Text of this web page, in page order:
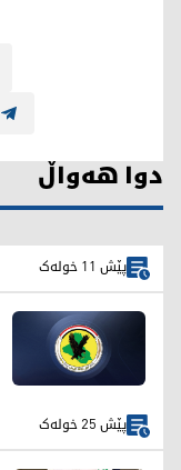
دوا هەواڵ
پێش 11 خولەک
پێش 25 خولەک